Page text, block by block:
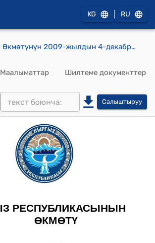
KG RU
КР Өкмөтүнүн 2009-жылдын 4-декабрындагы № 737 "Кыргыз Республикасынын Өнүктүрүү фонду" жабык акционердик коомуна кредит берүү жөнүндө" Кыргыз Республикасынын Өкмөтүнүн 2009-жылдын 13-августундагы № 519 токтомуна өзгөртүү жана толуктоо киргизүү тууралуу" токтому
Маалыматтар Шилтеме документтер
Салыштыруу